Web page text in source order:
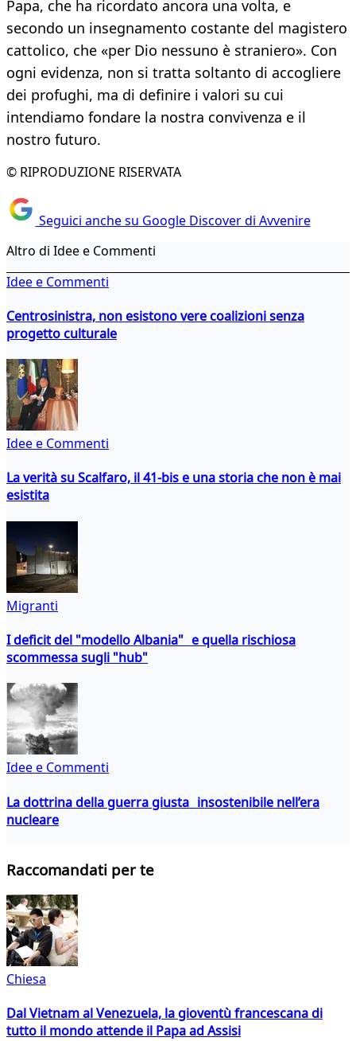
Papa, che ha ricordato ancora una volta, e
secondo un insegnamento costante del magistero
cattolico, che «per Dio nessuno è straniero». Con
ogni evidenza, non si tratta soltanto di accogliere
dei profughi, ma di definire i valori su cui
intendiamo fondare la nostra convivenza e il
nostro futuro.
© RIPRODUZIONE RISERVATA
Seguici anche su Google Discover di Avvenire
Altro di Idee e Commenti
Idee e Commenti
Centrosinistra, non esistono vere coalizioni senza
progetto culturale
Idee e Commenti
La verità su Scalfaro, il 41-bis e una storia che non è mai
esistita
Migranti
I deficit del "modello Albania" e quella rischiosa
scommessa sugli "hub"
Idee e Commenti
La dottrina della guerra giusta insostenibile nell’era
nucleare
Raccomandati per te
Chiesa
Dal Vietnam al Venezuela, la gioventù francescana di
tutto il mondo attende il Papa ad Assisi